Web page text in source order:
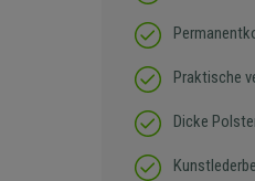
Praktische
Dicke